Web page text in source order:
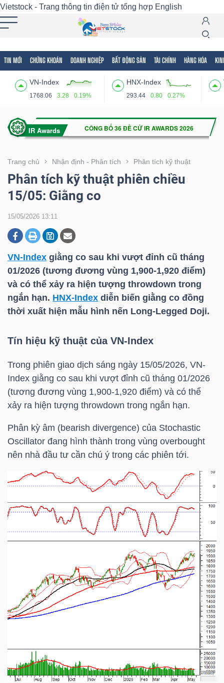
Vietstock - Trang thông tin điện tử tổng hợp English
TIN MỚI CHỨNG KHOÁN DOANH NGHIỆP BẤT ĐỘNG SẢN TÀI CHÍNH HÀNG HÓA
VN-Index
1768.06 3.28 0.19%
HNX-Index
293.44 0.80 0.27%
Trang chủ Nhận định - Phân tích Phân tích kỹ thuật
Phân tích kỹ thuật phiên chiều
15/05: Giằng co
15/05/2026 13:11
VN-Index giằng co sau khi vượt đỉnh cũ tháng
01/2026 (tương đương vùng 1,900-1,920 điểm)
và có thể xảy ra hiện tượng throwdown trong
ngắn hạn. HNX-Index diễn biến giằng co đồng
thời xuất hiện mẫu hình nến Long-Legged Doji.
Tín hiệu kỹ thuật của VN-Index
Trong phiên giao dịch sáng ngày 15/05/2026, VN-
Index giằng co sau khi vượt đỉnh cũ tháng 01/2026
(tương đương vùng 1,900-1,920 điểm) và có thể
xảy ra hiện tượng throwdown trong ngắn hạn.
Phân kỳ âm (bearish divergence) của Stochastic
Oscillator đang hình thành trong vùng overbought
nên nhà đầu tư cần chú ý trong các phiên tới.
Tất cả Tính năng Ngành Mã chứng khoán
Tính
(-)
VIETSTOCK
CHỨNG
DOANH
NGHIỆP
SẢN
TÀI
CHÍNH
HÀNG
KINH
GIỚI
DƯƠNG